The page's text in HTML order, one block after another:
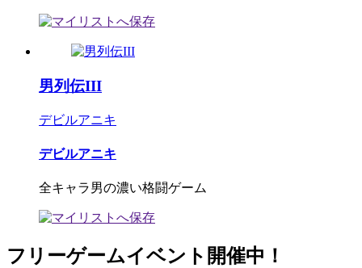
男列伝III
デビルアニキ
デビルアニキ
全キャラ男の濃い格闘ゲーム
フリーゲームイベント開催中！